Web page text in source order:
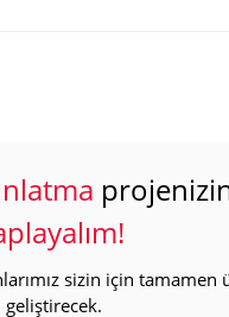
sizin için
geliştirecek.